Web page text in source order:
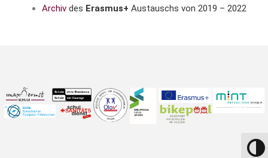
Archiv des Erasmus+ Austauschs von 2019 – 2022